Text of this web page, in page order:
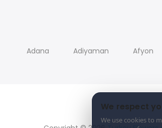
We respect
We use cookies to
Adana Adiyaman Afyon